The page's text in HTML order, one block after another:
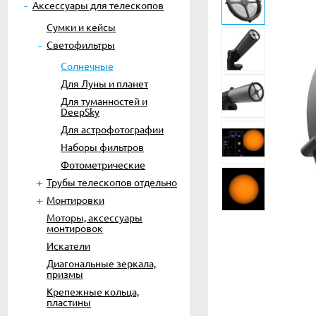
Аксессуары для телескопов
Сумки и кейсы
Светофильтры
Солнечные
Для Луны и планет
Для туманностей и
DeepSky
Для астрофотографии
Наборы фильтров
Фотометрические
Трубы телескопов отдельно
Монтировки
Моторы, аксессуары
монтировок
Искатели
Диагональные зеркала,
призмы
Крепежные кольца,
пластины